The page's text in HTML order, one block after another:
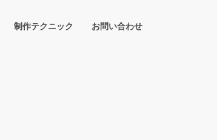
制作テクニック お問い合わせ